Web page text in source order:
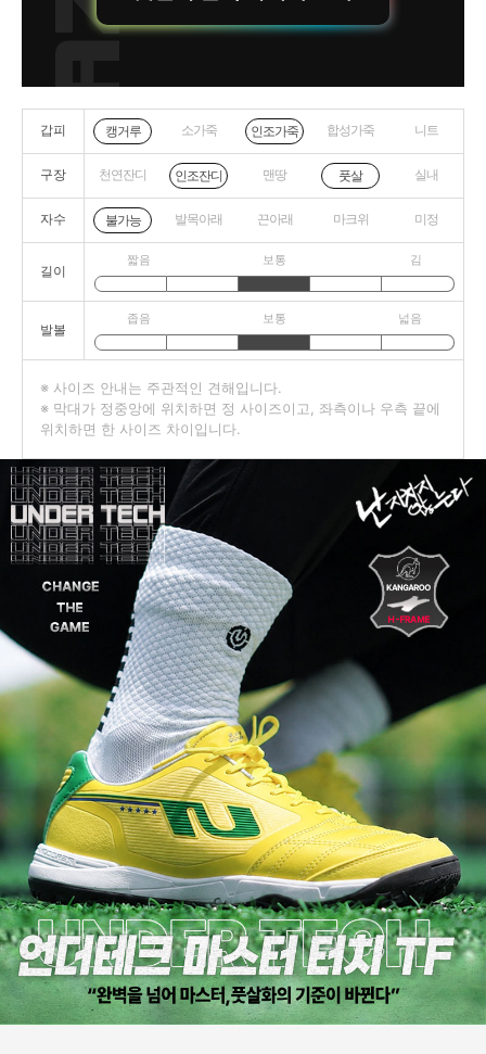
갑피 캥거루 소가죽 인조가죽 합성가죽 니트
구장 천연잔디 인조잔디 맨땅 풋살 실내
자수 불가능 발목아래 끈아래 마크위 미정
길이
짧음 보통 김
발볼
좁음 보통 넓음
※ 사이즈 안내는 주관적인 견해입니다.
※ 막대가 정중앙에 위치하면 정 사이즈이고, 좌측이나 우측 끝에
위치하면 한 사이즈 차이입니다.